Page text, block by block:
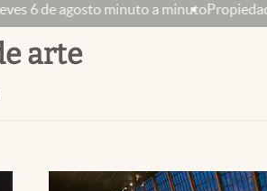
agosto minuto a minutoPropiedad
arte